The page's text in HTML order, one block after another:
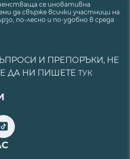
се иновативна
да свърже всички участници на
по-лесно и по-удобно в среда
И ПРЕПОРЪКИ, НЕ
ДА НИ ПИШЕТЕ ТУК